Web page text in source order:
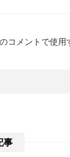
コメントで使
事